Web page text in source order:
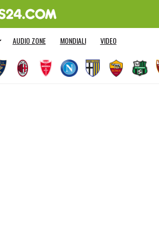
AUDIO ZONE MONDIALI VIDEO